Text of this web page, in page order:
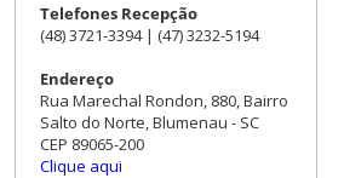
Telefones Recepção
(48) 3721-3394 | (47) 3232-5194
Endereço
Rua Marechal Rondon, 880, Bairro
Salto do Norte, Blumenau - SC
CEP 89065-200
Clique aqui